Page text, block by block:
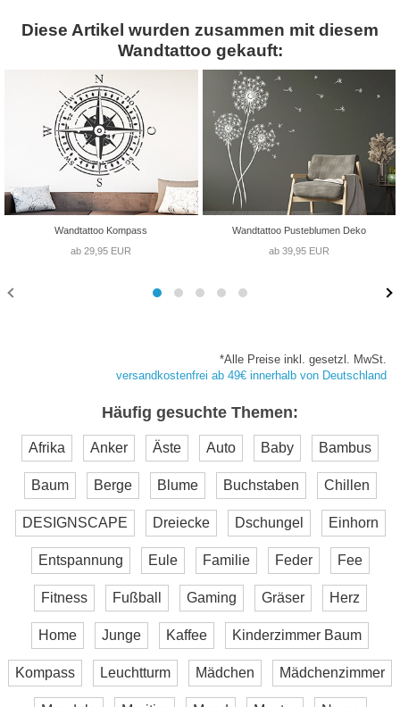
Diese Artikel wurden zusammen mit diesem
Wandtattoo gekauft:
Wandtattoo Kompass
ab 29,95 EUR
Wandtattoo Pusteblumen Deko
ab 39,95 EUR
*Alle Preise inkl. gesetzl. MwSt.
versandkostenfrei ab 49€ innerhalb von Deutschland
Häufig gesuchte Themen:
Afrika Anker Äste Auto Baby Bambus
Baum Berge Blume Buchstaben Chillen
DESIGNSCAPE Dreiecke Dschungel Einhorn
Entspannung Eule Familie Feder Fee
Fitness Fußball Gaming Gräser Herz
Home Junge Kaffee Kinderzimmer Baum
Kompass Leuchtturm Mädchen Mädchenzimmer